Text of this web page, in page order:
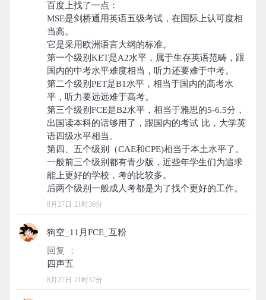
百度上找了一点：
MSE是剑桥通用英语五级考试，在国际上认可度相
当高。
它是采用欧洲语言大纲的标准。
第一个级别KET是A2水平，属于生存英语范畴，跟
国内的中考水平难度相当，听力还要难于中考。
第二个级别PET是B1水平，相当于国内的高考水
平，听力要远远难于高考。
第三个级别FCE是B2水平，相当于雅思的5-6.5分，
出国读本科的话够用了，跟国内的考试 比，大学英
语四级水平相当。
第四、五个级别（CAE和CPE)相当于本土水平了。
一般前三个级别都有青少版，近些年学生们为追求
能上更好的学校，考的比较多。
8月27日 21时36分
狗空_11月FCE_互粉
回复 ：
8月27日 21时37分